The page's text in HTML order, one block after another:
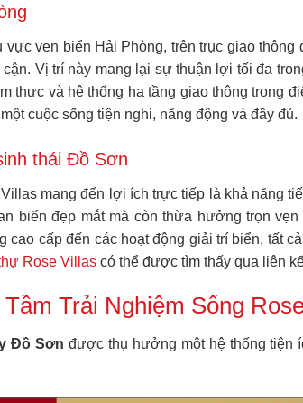
vực ven biển Hải Phòng, trên trục giao
Vị trí này mang lại sự thuận lợi tối đa
thực và hệ thống hạ tầng giao thông trọng
cuộc sống tiện nghi, năng động và đầy đủ.
thái Đồ Sơn
mang đến lợi ích trực tiếp là khả năng
biển đẹp mắt mà còn thừa hưởng trọn
cấp đến các hoạt động giải trí biển, tất
Rose Villas có thể được tìm thấy qua liên
Trải Nghiệm Sống
Đồ Sơn được thụ hưởng một hệ thống tiện